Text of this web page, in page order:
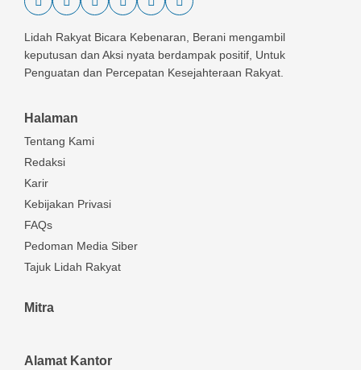
Lidah Rakyat Bicara Kebenaran, Berani mengambil
keputusan dan Aksi nyata berdampak positif, Untuk
Penguatan dan Percepatan Kesejahteraan Rakyat.
Halaman
Tentang Kami
Redaksi
Karir
Kebijakan Privasi
FAQs
Pedoman Media Siber
Tajuk Lidah Rakyat
Mitra
Alamat Kantor